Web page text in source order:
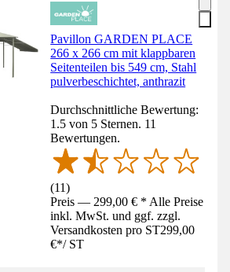
Pavillon GARDEN PLACE
266 x 266 cm mit klappbaren
Seitenteilen bis 549 cm, Stahl
pulverbeschichtet, anthrazit
Durchschnittliche Bewertung:
1.5 von 5 Sternen. 11
Bewertungen.
(11)
Preis — 299,00 € * Alle Preise
inkl. MwSt. und ggf. zzgl.
Versandkosten pro ST299,00
€*/ ST